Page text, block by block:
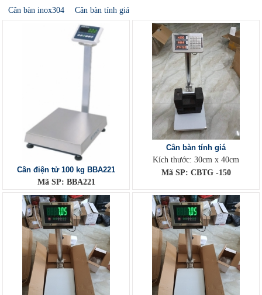
Cân bàn inox304 Cân bàn tính giá
Cân điện tử 100 kg BBA221
Mã SP: BBA221
Cân bàn tính giá
Kích thước: 30cm x 40cm
Mã SP: CBTG -150